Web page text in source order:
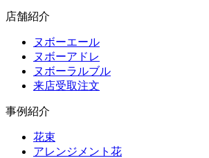
店舗紹介
ヌボーエール
ヌボーアドレ
ヌボーラルブル
来店受取注文
事例紹介
花束
アレンジメント花